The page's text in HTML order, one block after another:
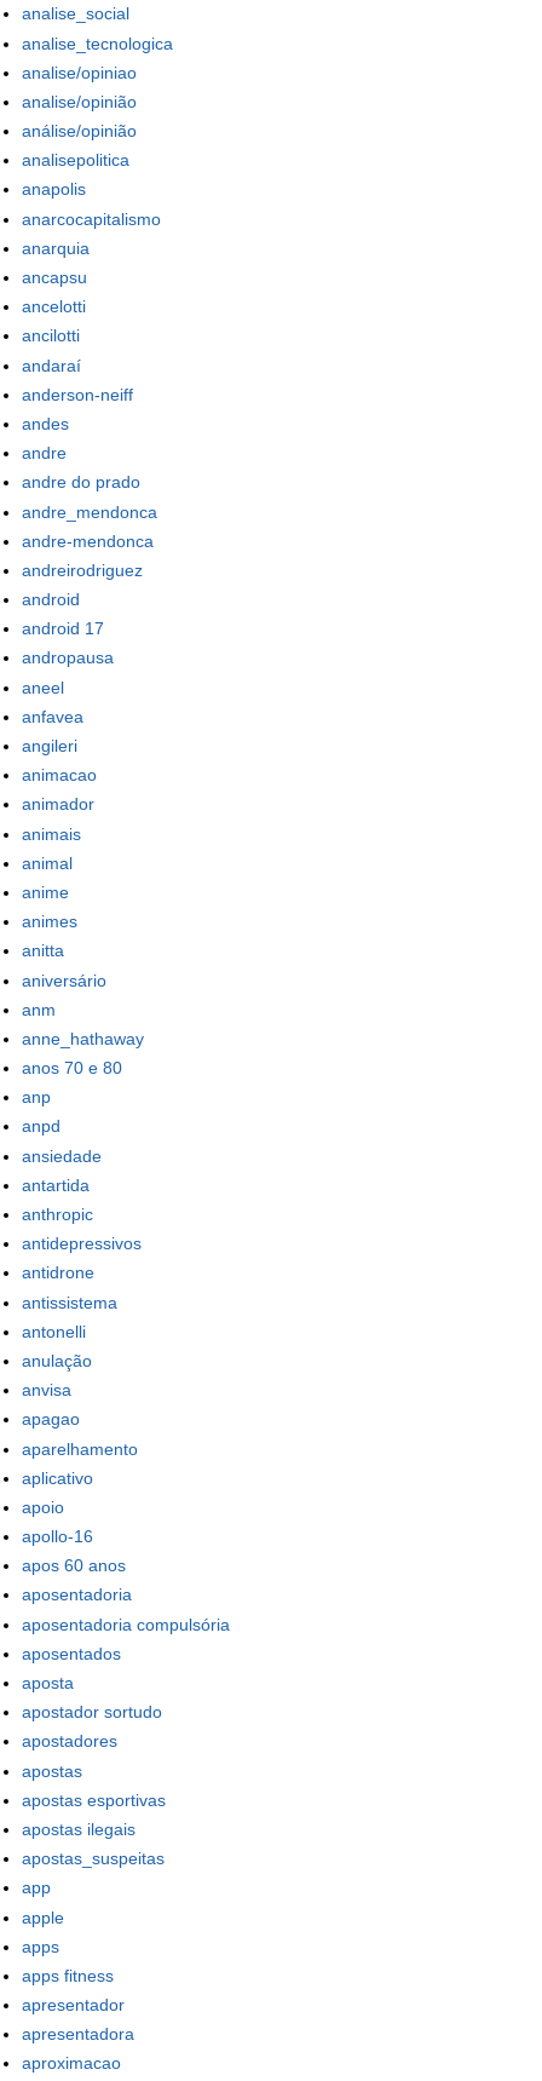
analise_social
analise_tecnologica
analise/opiniao
analise/opinião
análise/opinião
analisepolitica
anapolis
anarcocapitalismo
anarquia
ancapsu
ancelotti
ancilotti
andaraí
anderson-neiff
andes
andre
andre do prado
andre_mendonca
andre-mendonca
andreirodriguez
android
android 17
andropausa
aneel
anfavea
angileri
animacao
animador
animais
animal
anime
animes
anitta
aniversário
anm
anne_hathaway
anos 70 e 80
anp
anpd
ansiedade
antartida
anthropic
antidepressivos
antidrone
antissistema
antonelli
anulação
anvisa
apagao
aparelhamento
aplicativo
apoio
apollo-16
apos 60 anos
aposentadoria
aposentadoria compulsória
aposentados
aposta
apostador sortudo
apostadores
apostas
apostas esportivas
apostas ilegais
apostas_suspeitas
app
apple
apps
apps fitness
apresentador
apresentadora
aproximacao